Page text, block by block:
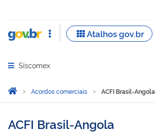
Abrir menu principal de navegação
Siscomex
Você está aqui:
Página Inicial
Acordos comerciais ACFI Brasil-Angola
ACFI Brasil-Angola